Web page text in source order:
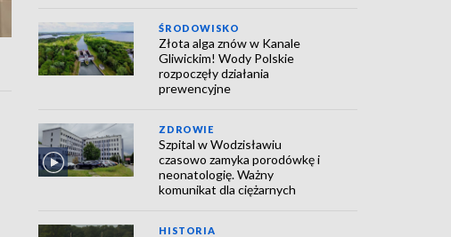
ŚRODOWISKO
Złota alga znów w Kanale
Gliwickim! Wody Polskie
rozpoczęły działania
prewencyjne
ZDROWIE
Szpital w Wodzisławiu
czasowo zamyka porodówkę i
neonatologię. Ważny
komunikat dla ciężarnych
HISTORIA